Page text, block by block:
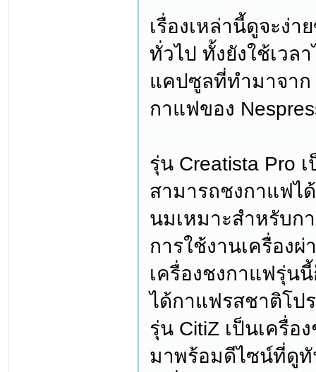
เรื่องเหล่านี้ดูจะง่
ทั่วไป ทั้งยังใช้เว
แคปซูลที่ทำมาจาก
กาแฟของ
รุ่น Creatista Pro
สามารถชงกาแฟไ
นมเหมาะสำหรับ
การใช้งานเครื่อง
เครื่องชงกาแฟรุ่น
ได้กาแฟรสชาติโป
รุ่น CitiZ เป็นเครื่
มาพร้อมดีไซน์ที่ดูทั